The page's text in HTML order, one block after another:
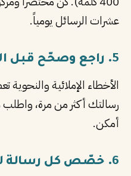
عشرات الرسائل يومياً.
5. راجع وصحّح قبل الإرسال
الأخطاء الإملائية والنحوية
رسالتك أكثر من مرة،
أمكن.
6. خصّص كل رسالة لكل وظيفة